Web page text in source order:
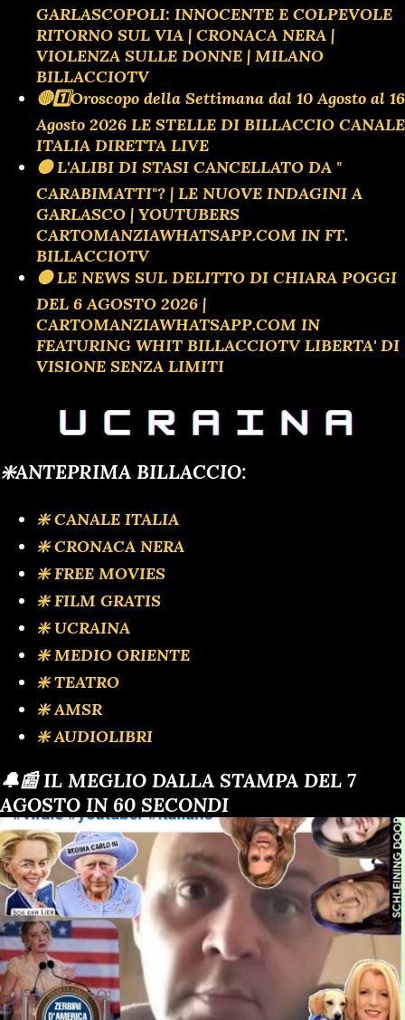
GARLASCOPOLI: INNOCENTE E COLPEVOLE
RITORNO SUL VIA | CRONACA NERA |
VIOLENZA SULLE DONNE | MILANO
BILLACCIOTV
🔴1️⃣Oroscopo della Settimana dal 10 Agosto al 16
Agosto 2026 LE STELLE DI BILLACCIO CANALE
ITALIA DIRETTA LIVE
🟡 L'ALIBI DI STASI CANCELLATO DA "
CARABIMATTI"? | LE NUOVE INDAGINI A
GARLASCO | YOUTUBERS
CARTOMANZIAWHATSAPP.COM IN FT.
BILLACCIOTV
🟡 LE NEWS SUL DELITTO DI CHIARA POGGI
DEL 6 AGOSTO 2026 |
CARTOMANZIAWHATSAPP.COM IN
FEATURING WHIT BILLACCIOTV LIBERTA' DI
VISIONE SENZA LIMITI
❇️ANTEPRIMA BILLACCIO:
❇️ CANALE ITALIA
❇️ CRONACA NERA
❇️ FREE MOVIES
❇️ FILM GRATIS
❇️ UCRAINA
❇️ MEDIO ORIENTE
❇️ TEATRO
❇️ AMSR
❇️ AUDIOLIBRI
🔔📰 IL MEGLIO DALLA STAMPA DEL 7
AGOSTO IN 60 SECONDI